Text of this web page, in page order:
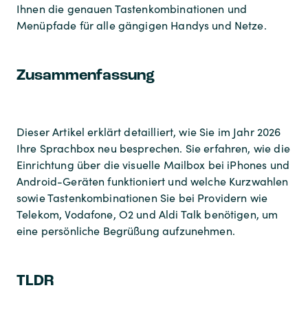
Ihnen die genauen Tastenkombinationen und
Menüpfade für alle gängigen Handys und Netze.
Zusammenfassung
Dieser Artikel erklärt detailliert, wie Sie im Jahr 2026
Ihre Sprachbox neu besprechen. Sie erfahren, wie die
Einrichtung über die visuelle Mailbox bei iPhones und
Android-Geräten funktioniert und welche Kurzwahlen
sowie Tastenkombinationen Sie bei Providern wie
Telekom, Vodafone, O2 und Aldi Talk benötigen, um
eine persönliche Begrüßung aufzunehmen.
TLDR